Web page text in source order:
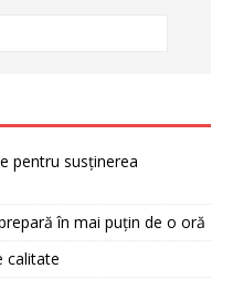
pentru susținerea
în mai puțin de o oră
calitate